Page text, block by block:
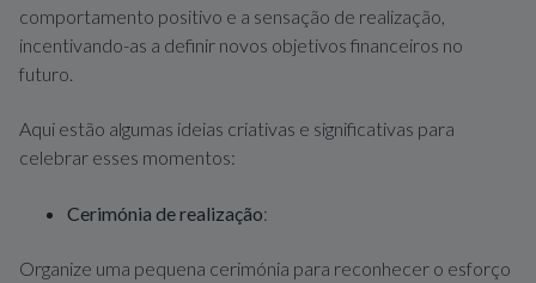
comportamento positivo e a sensação de realização,
incentivando-as a definir novos objetivos financeiros no
futuro.
Aqui estão algumas ideias criativas e significativas para
celebrar esses momentos:
Cerimónia de realização:
Organize uma pequena cerimónia para reconhecer o esforço